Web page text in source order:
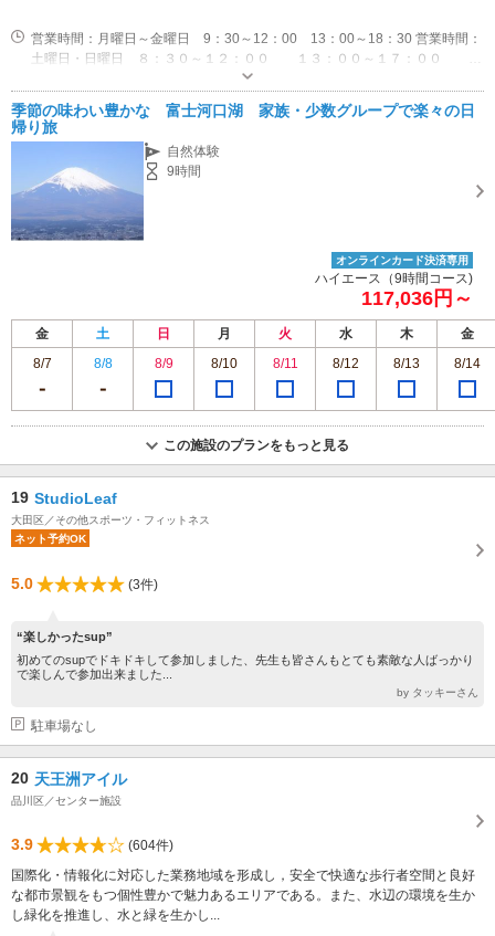
営業時間：月曜日～金曜日 9：30～12：00 13：00～18：30 営業時間：
土曜日・日曜日 ８：３０～１２：００ １３：００～１７：００ １
８：３０～２１：４５ 休業：年末・年始 12/29～1/3
季節の味わい豊かな 富士河口湖 家族・少数グループで楽々の日
帰り旅
自然体験
9時間
オンラインカード決済専用
ハイエース（9時間コース)
117,036円～
金 土 日 月 火 水 木
金
8/7
8/8 8/9 8/10 8/11 8/12 8/13 8/14
この施設のプランをもっと見る
19 StudioLeaf
大田区／その他スポーツ・フィットネス
ネット予約OK
5.0 (3件)
“楽しかったsup”
初めてのsupでドキドキして参加しました、先生も皆さんもとても素敵な人ばっかり
で楽しんで参加出来ました...
by タッキーさん
駐車場なし
20 天王洲アイル
品川区／センター施設
3.9
(604件)
国際化・情報化に対応した業務地域を形成し，安全で快適な歩行者空間と良好
な都市景観をもつ個性豊かで魅力あるエリアである。また、水辺の環境を生か
し緑化を推進し、水と緑を生かし...